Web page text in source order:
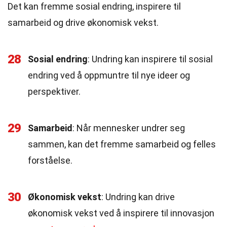
Det kan fremme sosial endring, inspirere til
samarbeid og drive økonomisk vekst.
28 Sosial endring: Undring kan inspirere til sosial
endring ved å oppmuntre til nye ideer og
perspektiver.
29 Samarbeid : Når mennesker undrer seg
sammen, kan det fremme samarbeid og felles
forståelse.
30 Økonomisk vekst: Undring kan drive
økonomisk vekst ved å inspirere til innovasjon